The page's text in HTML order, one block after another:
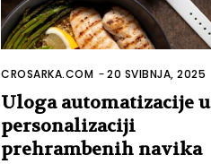
CROSARKA.COM -20 SVIBNJA, 2025
Uloga automatizacije u
personalizaciji
prehrambenih navika